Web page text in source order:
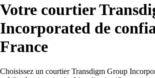
Votre courtier
Incorporated de
France
Choisissez un courtier Transdigm Group